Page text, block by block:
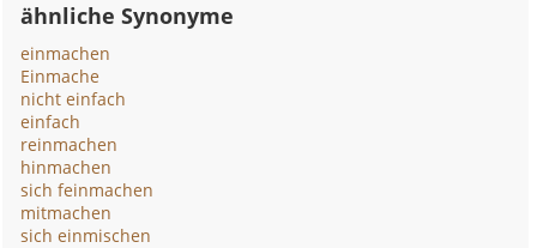
ähnliche Synonyme
einmachen
Einmache
nicht einfach
einfach
reinmachen
hinmachen
sich feinmachen
mitmachen
sich einmischen